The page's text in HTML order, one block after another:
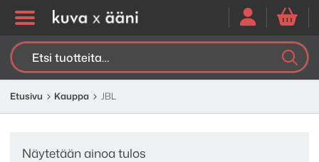
Etsi:
Etusivu Kauppa JBL
Näytetään ainoa tulos